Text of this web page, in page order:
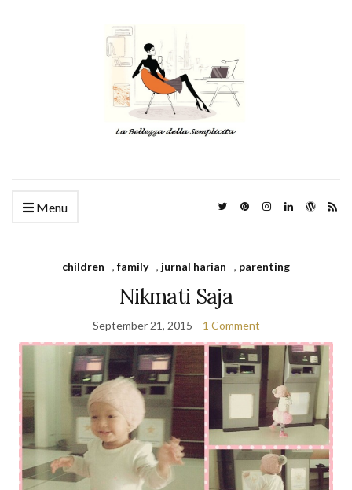
Menu
children , family , jurnal harian , parenting
Nikmati Saja
September 21, 2015 1 Comment